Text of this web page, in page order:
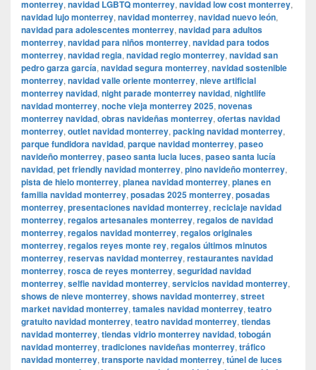
monterrey, navidad LGBTQ monterrey, navidad low cost monterrey,
navidad lujo monterrey, navidad monterrey, navidad nuevo león,
navidad para adolescentes monterrey, navidad para adultos
monterrey, navidad para niños monterrey, navidad para todos
monterrey, navidad regia, navidad regio monterrey, navidad san
pedro garza garcía, navidad segura monterrey, navidad sostenible
monterrey, navidad valle oriente monterrey, nieve artificial
monterrey navidad, night parade monterrey navidad, nightlife
navidad monterrey, noche vieja monterrey 2025, novenas
monterrey navidad, obras navideñas monterrey, ofertas navidad
monterrey, outlet navidad monterrey, packing navidad monterrey,
parque fundidora navidad, parque navidad monterrey, paseo
navideño monterrey, paseo santa lucia luces, paseo santa lucía
navidad, pet friendly navidad monterrey, pino navideño monterrey,
pista de hielo monterrey, planea navidad monterrey, planes en
familia navidad monterrey, posadas 2025 monterrey, posadas
monterrey, presentaciones navidad monterrey, reciclaje navidad
monterrey, regalos artesanales monterrey, regalos de navidad
monterrey, regalos navidad monterrey, regalos originales
monterrey, regalos reyes monte rey, regalos últimos minutos
monterrey, reservas navidad monterrey, restaurantes navidad
monterrey, rosca de reyes monterrey, seguridad navidad
monterrey, selfie navidad monterrey, servicios navidad monterrey,
shows de nieve monterrey, shows navidad monterrey, street
market navidad monterrey, tamales navidad monterrey, teatro
gratuito navidad monterrey, teatro navidad monterrey, tiendas
navidad monterrey, tiendas vidrio monterrey navidad, tobogán
navidad monterrey, tradiciones navideñas monterrey, tráfico
navidad monterrey, transporte navidad monterrey, túnel de luces